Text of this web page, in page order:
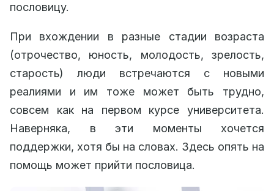
пословицу.
При вхождении в разные стадии возраста
(отрочество, юность, молодость, зрелость,
старость) люди встречаются с новыми
реалиями и им тоже может быть трудно,
совсем как на первом курсе университета.
Наверняка, в эти моменты хочется
поддержки, хотя бы на словах. Здесь опять на
помощь может прийти пословица.